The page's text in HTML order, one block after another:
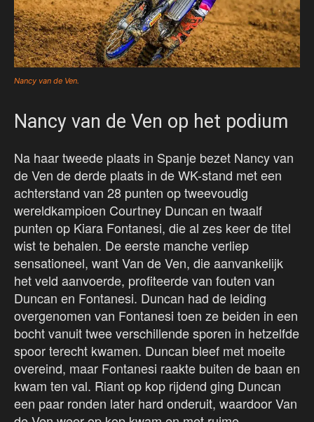
Nancy van de Ven.
Nancy van de Ven op het podium
Na haar tweede plaats in Spanje bezet Nancy van
de Ven de derde plaats in de WK-stand met een
achterstand van 28 punten op tweevoudig
wereldkampioen Courtney Duncan en twaalf
punten op Kiara Fontanesi, die al zes keer de titel
wist te behalen. De eerste manche verliep
sensationeel, want Van de Ven, die aanvankelijk
het veld aanvoerde, profiteerde van fouten van
Duncan en Fontanesi. Duncan had de leiding
overgenomen van Fontanesi toen ze beiden in een
bocht vanuit twee verschillende sporen in hetzelfde
spoor terecht kwamen. Duncan bleef met moeite
overeind, maar Fontanesi raakte buiten de baan en
kwam ten val. Riant op kop rijdend ging Duncan
een paar ronden later hard onderuit, waardoor Van